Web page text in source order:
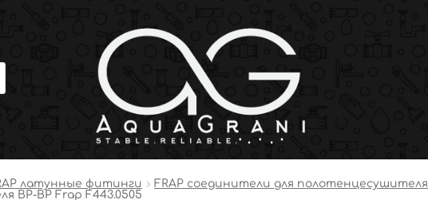
латунные фитинги FRAP соединители для полотенцесушителя
ВР-ВР Frap F443.0505